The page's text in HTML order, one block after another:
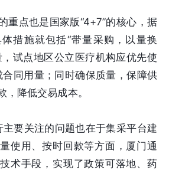
重点也是国家版“4+7”的核心，据
措施就包括“带量采购，以量换
试点地区公立医疗机构应优先使
合同用量；同时确保质量，保障供
，降低交易成本。
主要关注的问题也在于集采平台建
使用、按时回款等方面，厦门通
术手段，实现了政策可落地、药